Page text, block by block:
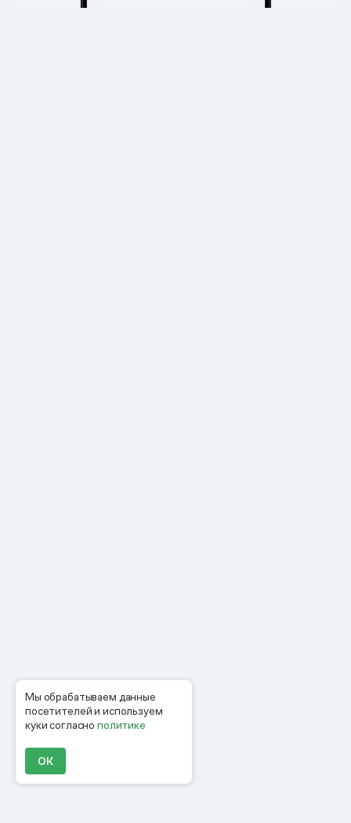
Мы обрабатываем данные
посетителей и используем
куки согласнополитике
ОК